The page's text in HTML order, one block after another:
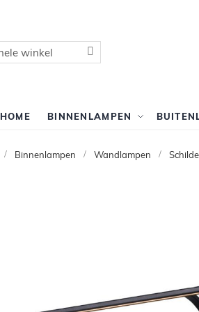
HOME BINNENLAMPEN
Binnenlampen Wandlampen